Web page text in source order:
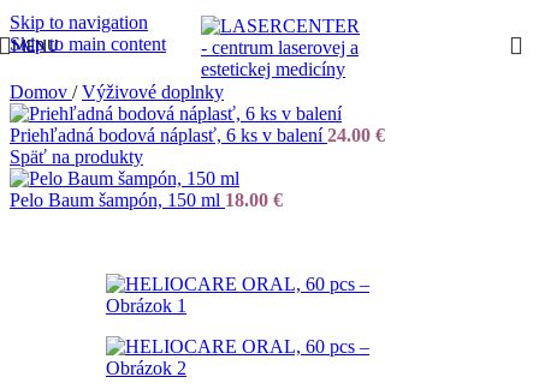
Skip to navigation
Skip to main content
MENU
Domov / Výživové doplnky
Priehľadná bodová náplasť, 6 ks v balení24.00 €
Späť na produkty
Pelo Baum šampón, 150 ml 18.00 €